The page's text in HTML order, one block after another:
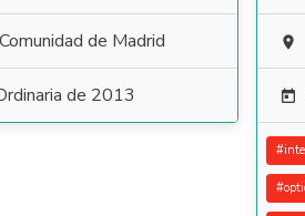
Comunidad de Madrid
de 2013


#
#